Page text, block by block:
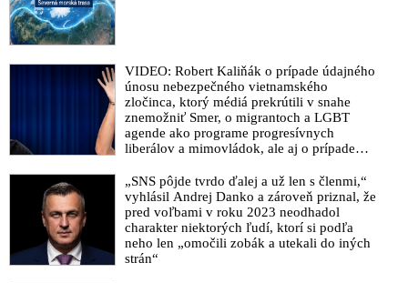
VIDEO: Robert Kaliňák o prípade údajného
únosu nebezpečného vietnamského
zločinca, ktorý médiá prekrútili v snahe
znemožniť Smer, o migrantoch a LGBT
agende ako programe progresívnych
liberálov a mimovládok, ale aj o prípade
názor
„SNS pôjde tvrdo ďalej a už len s členmi,“
vyhlásil Andrej Danko a zároveň priznal, že
pred voľbami v roku 2023 neodhadol
charakter niektorých ľudí, ktorí si podľa
neho len „omočili zobák a utekali do iných
strán“